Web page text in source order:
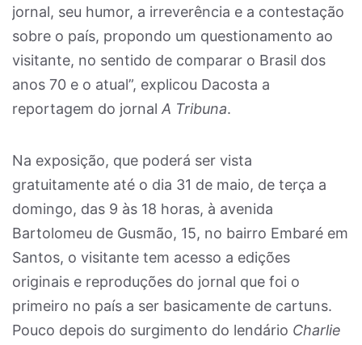
jornal, seu humor, a irreverência e a contestação
sobre o país, propondo um questionamento ao
visitante, no sentido de comparar o Brasil dos
anos 70 e o atual”, explicou Dacosta a
reportagem do jornal A Tribuna.
Na exposição, que poderá ser vista
gratuitamente até o dia 31 de maio, de terça a
domingo, das 9 às 18 horas, à avenida
Bartolomeu de Gusmão, 15, no bairro Embaré em
Santos, o visitante tem acesso a edições
originais e reproduções do jornal que foi o
primeiro no país a ser basicamente de cartuns.
Pouco depois do surgimento do lendário Charlie